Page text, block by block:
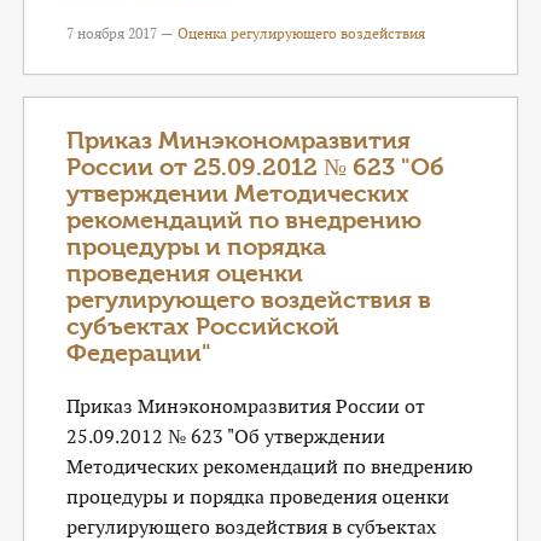
7 ноября 2017 — Оценка регулирующего воздействия
Приказ Минэкономразвития
России от 25.09.2012 № 623 "Об
утверждении Методических
рекомендаций по внедрению
процедуры и порядка
проведения оценки
регулирующего воздействия в
субъектах Российской
Федерации"
Приказ Минэкономразвития России от
25.09.2012 № 623 "Об утверждении
Методических рекомендаций по внедрению
процедуры и порядка проведения оценки
регулирующего воздействия в субъектах